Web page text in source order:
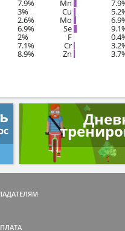
7.9%
3%
2.6%
6.9%
2%
7.1%
8.9%
Mn
Cu
Mo
Se
F
Cr
Zn